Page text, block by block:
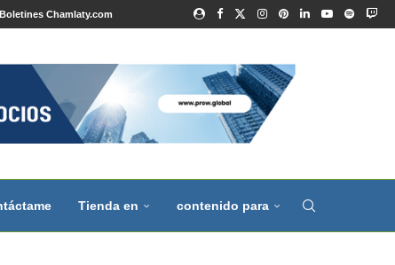
Boletines Chamlaty.com
Tienda en contenido para